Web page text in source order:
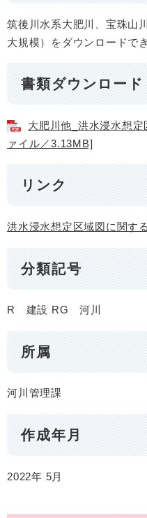
筑後川水系大肥川、宝珠山
大規模）をダウンロードで
書類ダウンロード
大肥川他_洪水浸水想
ァイル／3.13MB]
リンク
洪水浸水想定区域図に関す
分類記号
R 建設 RG 河川
所属
河川管理課
作成年月
2022年 5月